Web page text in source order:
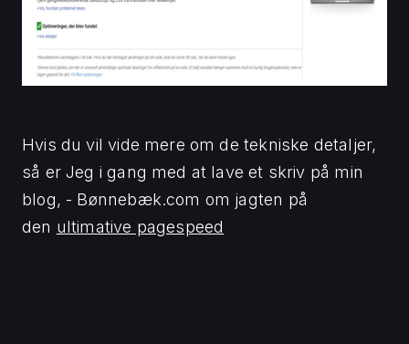
Hvis du vil vide mere om de tekniske detaljer,
så er Jeg i gang med at lave et skriv på min
blog, - Bønnebæk.com om jagten på
den ultimative pagespeed